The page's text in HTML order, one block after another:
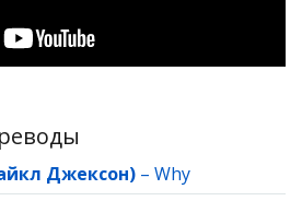
Джексон) – Why